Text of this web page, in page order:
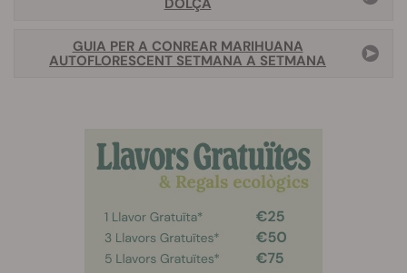
DOLÇA
GUIA PER A CONREAR MARIHUANA
AUTOFLORESCENT SETMANA A SETMANA